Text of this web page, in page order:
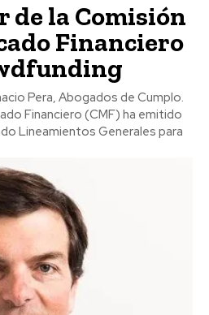
de la Comisión
Financiero
Pera, Abogados de Cumplo.
Financiero (CMF) ha emitido
Lineamientos Generales para